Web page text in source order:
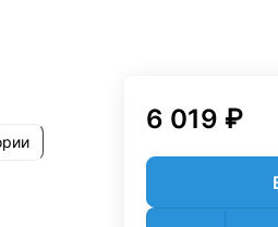
6 019 ₽